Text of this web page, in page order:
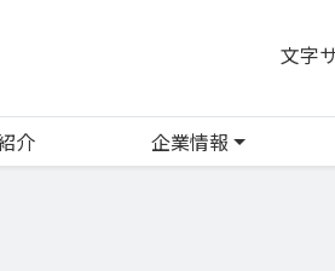
文字
介 企業情報